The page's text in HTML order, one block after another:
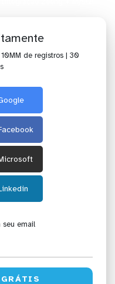
de registros | 30
email